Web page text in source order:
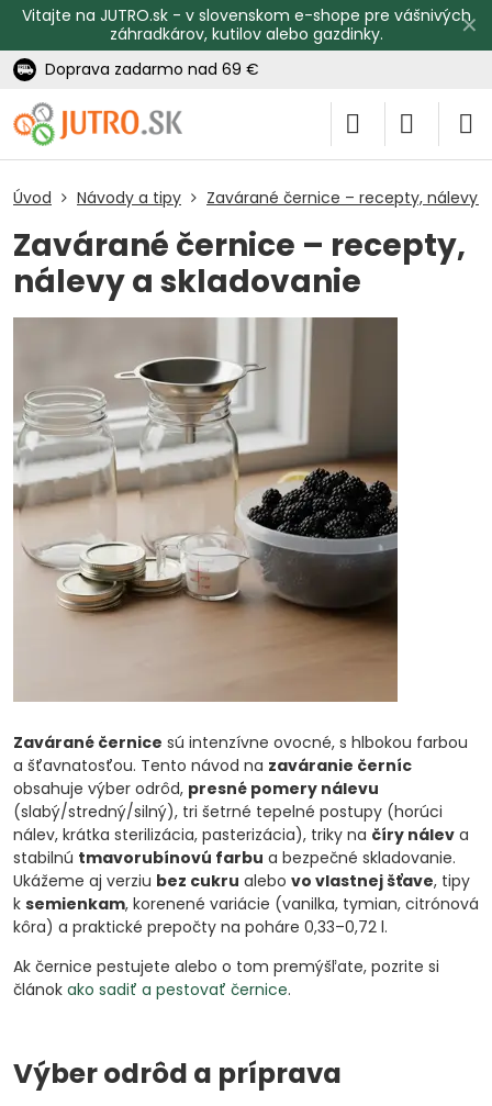
✕
Vitajte na JUTRO.sk - v slovenskom e-shope pre vášnivých
záhradkárov, kutilov alebo gazdinky.
Doprava zadarmo nad 69 €
Úvod Návody a tipy Zavárané černice – recepty, nálevy
Zavárané černice – recepty,
nálevy a skladovanie
Zavárané černice sú intenzívne ovocné, s hlbokou farbou
a šťavnatosťou. Tento návod na zaváranie černíc
obsahuje výber odrôd, presné pomery nálevu
(slabý/stredný/silný), tri šetrné tepelné postupy (horúci
nálev, krátka sterilizácia, pasterizácia), triky na číry nálev a
stabilnú tmavorubínovú farbu a bezpečné skladovanie.
Ukážeme aj verziu bez cukru alebo vo vlastnej šťave, tipy
k semienkam, korenené variácie (vanilka, tymian, citrónová
kôra) a praktické prepočty na poháre 0,33–0,72 l.
Ak černice pestujete alebo o tom premýšľate, pozrite si
článok ako sadiť a pestovať černice.
Výber odrôd a príprava